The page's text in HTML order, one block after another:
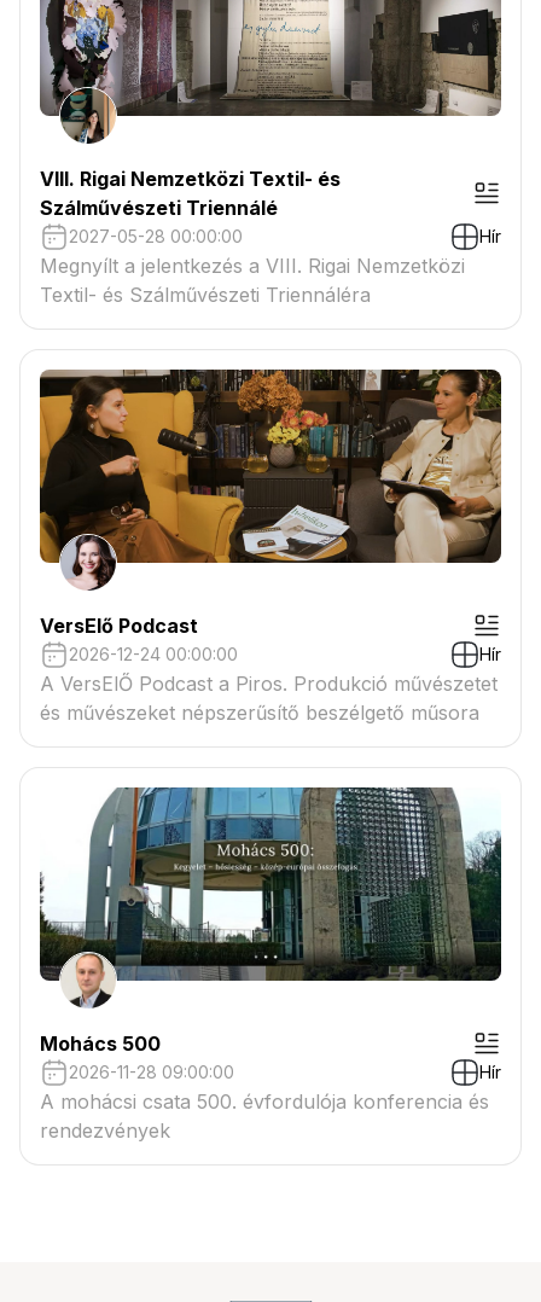
VIII. Rigai Nemzetközi Textil- és
Szálművészeti Triennálé
2027-05-28 00:00:00 Hír
Megnyílt a jelentkezés a VIII. Rigai Nemzetközi
Textil- és Szálművészeti Triennáléra
VersElő Podcast
2026-12-24 00:00:00 Hír
A VersElŐ Podcast a Piros. Produkció művészetet
és művészeket népszerűsítő beszélgető műsora
Mohács 500
2026-11-28 09:00:00 Hír
A mohácsi csata 500. évfordulója konferencia és
rendezvények